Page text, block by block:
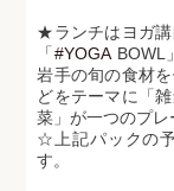
★ランチはヨガ講
「#YOGABOWL
岩手の旬の食材
どをテーマに「
菜」が一つのプレ
☆上記パックの
す。